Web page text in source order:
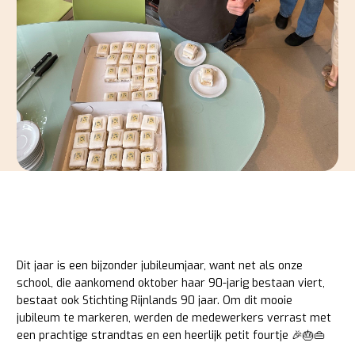
Dit jaar is een bijzonder jubileumjaar, want net als onze
school, die aankomend oktober haar 90-jarig bestaan viert,
bestaat ook Stichting Rijnlands 90 jaar. Om dit mooie
jubileum te markeren, werden de medewerkers verrast met
een prachtige strandtas en een heerlijk petit fourtje 🎉🎂👜